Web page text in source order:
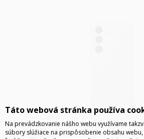
SAMSUNG TVRDENÝ ZADNÝ KRYT GP-
SVETLOŠEDÁ
Táto webová stránka používa
Na prevádzkovanie nášho webu využívame
súbory slúžiace na prispôsobenie obsahu